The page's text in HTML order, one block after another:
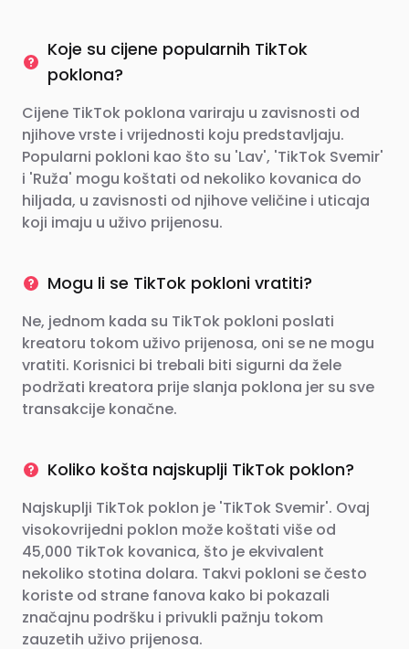
Koje su cijene popularnih TikTok
poklona?
Cijene TikTok poklona variraju u zavisnosti od
njihove vrste i vrijednosti koju predstavljaju.
Popularni pokloni kao što su 'Lav', 'TikTok Svemir'
i 'Ruža' mogu koštati od nekoliko kovanica do
hiljada, u zavisnosti od njihove veličine i uticaja
koji imaju u uživo prijenosu.
Mogu li se TikTok pokloni vratiti?
Ne, jednom kada su TikTok pokloni poslati
kreatoru tokom uživo prijenosa, oni se ne mogu
vratiti. Korisnici bi trebali biti sigurni da žele
podržati kreatora prije slanja poklona jer su sve
transakcije konačne.
Koliko košta najskuplji TikTok poklon?
Najskuplji TikTok poklon je 'TikTok Svemir'. Ovaj
visokovrijedni poklon može koštati više od
45,000 TikTok kovanica, što je ekvivalent
nekoliko stotina dolara. Takvi pokloni se često
koriste od strane fanova kako bi pokazali
značajnu podršku i privukli pažnju tokom
zauzetih uživo prijenosa.